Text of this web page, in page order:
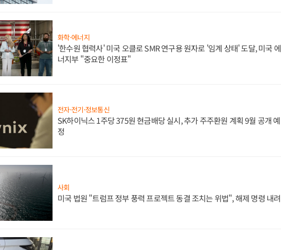
화학·에너지
'한수원 협력사' 미국 오클로 SMR 연구용 원자로 '임계 상태' 도달, 미국 에
너지부 "중요한 이정표"
전자·전기·정보통신
SK하이닉스 1주당 375원 현금배당 실시, 추가 주주환원 계획 9월 공개 예
정
사회
미국 법원 "트럼프 정부 풍력 프로젝트 동결 조치는 위법", 해제 명령 내려